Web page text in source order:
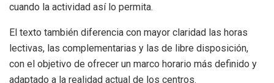
cuando la actividad así lo permita.
El texto también diferencia con mayor claridad las horas
lectivas, las complementarias y las de libre disposición,
con el objetivo de ofrecer un marco horario más definido y
adaptado a la realidad actual de los centros.